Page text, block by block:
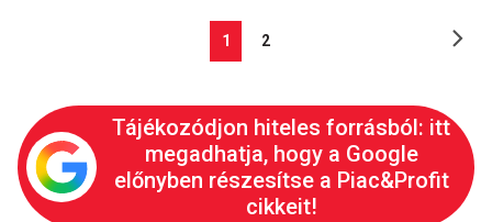
1 2
Tájékozódjon hiteles forrásból: itt
megadhatja, hogy a Google
előnyben részesítse a Piac&Profit
cikkeit!